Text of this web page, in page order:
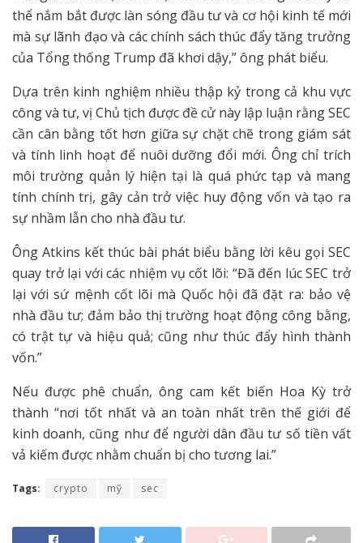
thể nắm bắt được làn sóng đầu tư và cơ hội kinh tế mới
mà sự lãnh đạo và các chính sách thúc đẩy tăng trưởng
của Tổng thống Trump đã khơi dậy,” ông phát biểu.
Dựa trên kinh nghiệm nhiều thập kỷ trong cả khu vực
công và tư, vị Chủ tịch được đề cử này lập luận rằng SEC
cần cân bằng tốt hơn giữa sự chặt chẽ trong giám sát
và tính linh hoạt để nuôi dưỡng đổi mới. Ông chỉ trích
môi trường quản lý hiện tại là quá phức tạp và mang
tính chính trị, gây cản trở việc huy động vốn và tạo ra
sự nhầm lẫn cho nhà đầu tư.
Ông Atkins kết thúc bài phát biểu bằng lời kêu gọi SEC
quay trở lại với các nhiệm vụ cốt lõi: “Đã đến lúc SEC trở
lại với sứ mệnh cốt lõi mà Quốc hội đã đặt ra: bảo vệ
nhà đầu tư; đảm bảo thị trường hoạt động công bằng,
có trật tự và hiệu quả; cũng như thúc đẩy hình thành
vốn.”
Nếu được phê chuẩn, ông cam kết biến Hoa Kỳ trở
thành “nơi tốt nhất và an toàn nhất trên thế giới để
kinh doanh, cũng như để người dân đầu tư số tiền vất
vả kiếm được nhằm chuẩn bị cho tương lai.”
Tags: crypto mỹ sec